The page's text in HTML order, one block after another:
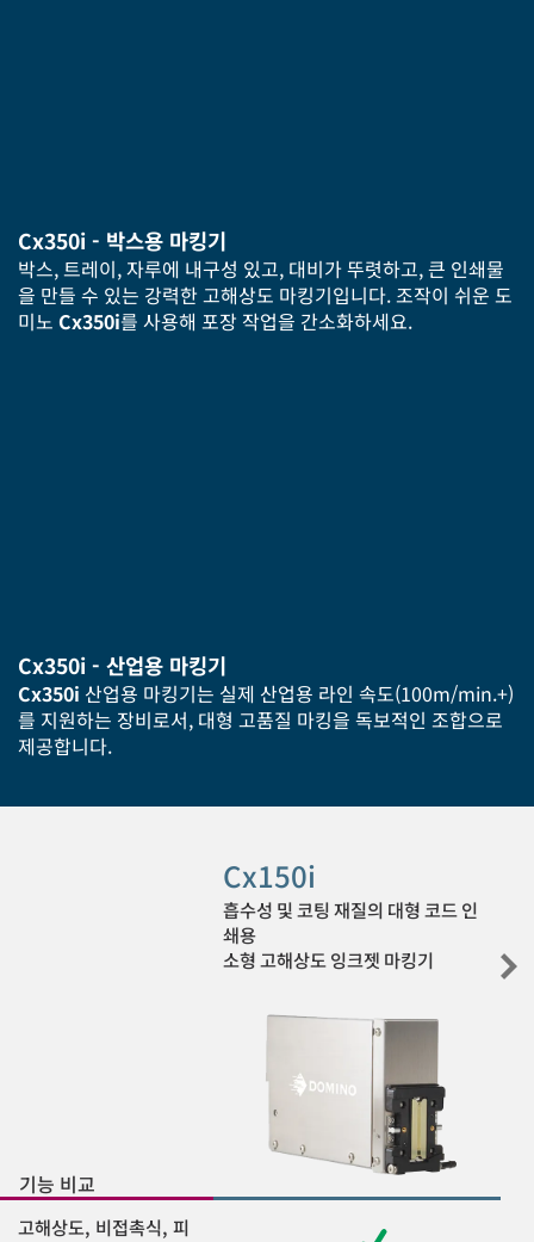
Cx350i - 박스용 마킹기
박스, 트레이, 자루에 내구성 있고, 대비가 뚜렷하고, 큰 인쇄물
을 만들 수 있는 강력한 고해상도 마킹기입니다. 조작이 쉬운 도
미노 Cx350i를 사용해 포장 작업을 간소화하세요.
Cx350i - 산업용 마킹기
Cx350i 산업용 마킹기는 실제 산업용 라인 속도(100m/min.+)
를 지원하는 장비로서, 대형 고품질 마킹을 독보적인 조합으로
제공합니다.
기능 비교
Cx150i
흡수성 및 코팅 재질의 대형 코드 인
쇄용
소형 고해상도 잉크젯 마킹기
고해상도, 비접촉식, 피